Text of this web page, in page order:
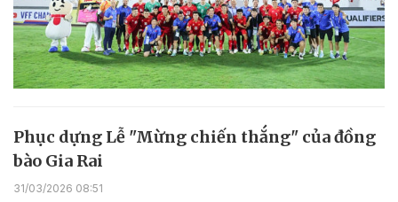
Phục dựng Lễ "Mừng chiến thắng" của đồng
bào Gia Rai
31/03/2026 08:51